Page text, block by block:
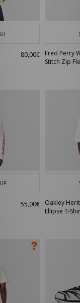
80,00€
Fred Perry
Stitch Zip
55,00€
Oakley
Ellipse T-